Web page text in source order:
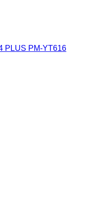
PLUS PM-YT616